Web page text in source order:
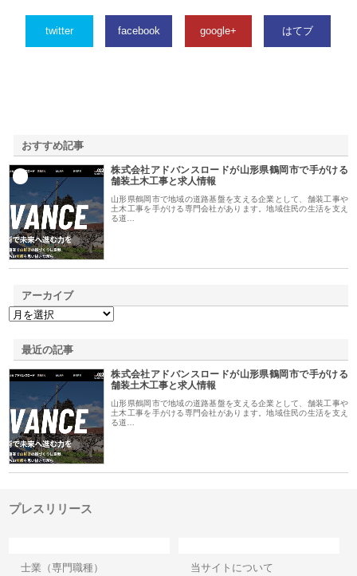
twitter facebook google+ はてブ
おすすめ記事
株式会社アドバンスロードが山形県鶴岡市で手がける
舗装土木工事と求人情報
山形県鶴岡市で地域の道路基盤を支える企業として、舗装工事や
土木工事を手がける専門会社があります。地域住民の生活を支え
る道…
アーカイブ
最近の記事
株式会社アドバンスロードが山形県鶴岡市で手がける
舗装土木工事と求人情報
山形県鶴岡市で地域の道路基盤を支える企業として、舗装工事や
土木工事を手がける専門会社があります。地域住民の生活を支え
る道…
プレスリリース
士業（専門職種）
当サイトについて